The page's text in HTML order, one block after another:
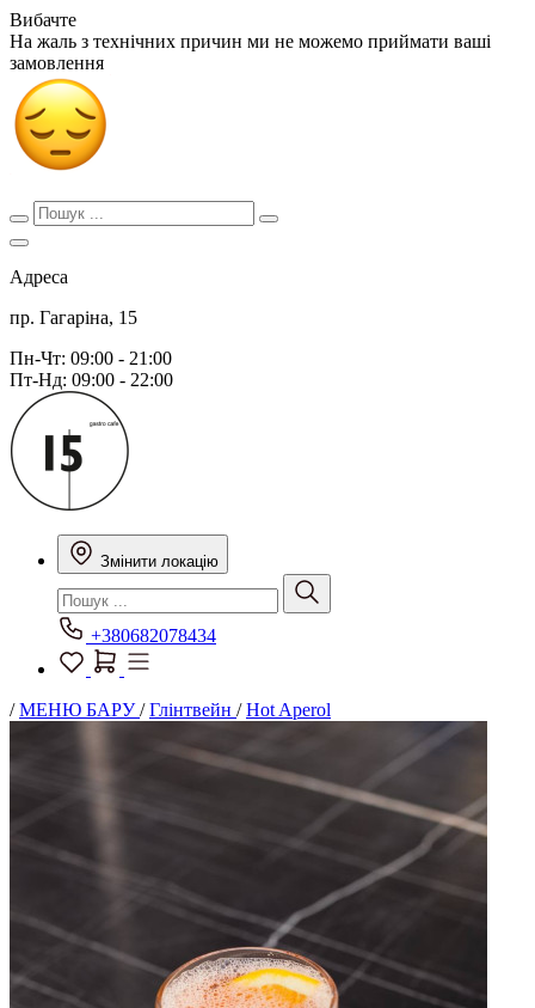
Вибачте
На жаль з технічних причин ми не можемо приймати ваші
замовлення
Адреса
пр. Гагаріна, 15
Пн-Чт: 09:00 - 21:00
Пт-Нд: 09:00 - 22:00
Змінити локацію
+380682078434
/МЕНЮ БАРУ/Глінтвейн /Hot Aperol